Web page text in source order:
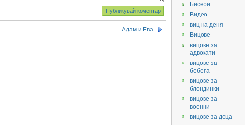
Адам и Ева
Бисери
Видео
виц на деня
Вицове
вицове за
адвокати
вицове за
бебета
вицове за
блондинки
вицове за
военни
вицове за деца